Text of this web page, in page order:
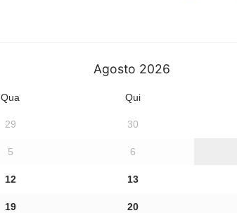
Agosto 2026
Qua Qui
29 30
5 6
12 13
19 20